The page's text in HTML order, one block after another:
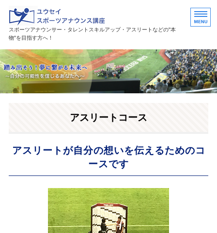
ユウセイスポーツアナウンスス
スポーツアナウンサー・タレントスキルアップ・アスリートなどの"本
物"を目指す方へ！
HOME
講座紹介
活躍中の卒業生・受講生アスリートコース
アスリートが自分の想いを伝えるためのコ
ースです